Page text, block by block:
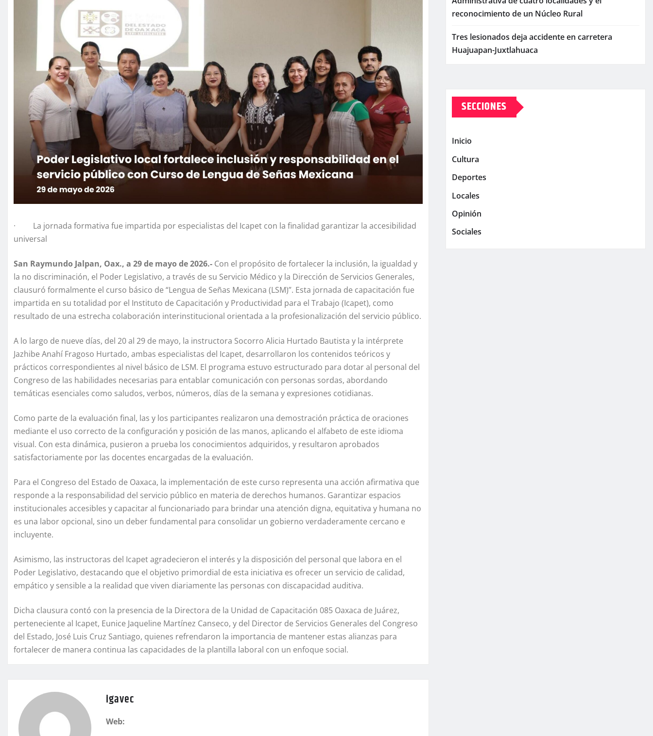
· La jornada formativa fue impartida por especialistas del Icapet con la finalidad garantizar la accesibilidad
universal
San Raymundo Jalpan, Oax., a 29 de mayo de 2026.- Con el propósito de fortalecer la inclusión, la igualdad y
la no discriminación, el Poder Legislativo, a través de su Servicio Médico y la Dirección de Servicios Generales,
clausuró formalmente el curso básico de “Lengua de Señas Mexicana (LSM)”. Esta jornada de capacitación fue
impartida en su totalidad por el Instituto de Capacitación y Productividad para el Trabajo (Icapet), como
resultado de una estrecha colaboración interinstitucional orientada a la profesionalización del servicio público.
A lo largo de nueve días, del 20 al 29 de mayo, la instructora Socorro Alicia Hurtado Bautista y la intérprete
Jazhibe Anahí Fragoso Hurtado, ambas especialistas del Icapet, desarrollaron los contenidos teóricos y
prácticos correspondientes al nivel básico de LSM. El programa estuvo estructurado para dotar al personal del
Congreso de las habilidades necesarias para entablar comunicación con personas sordas, abordando
temáticas esenciales como saludos, verbos, números, días de la semana y expresiones cotidianas.
Como parte de la evaluación final, las y los participantes realizaron una demostración práctica de oraciones
mediante el uso correcto de la configuración y posición de las manos, aplicando el alfabeto de este idioma
visual. Con esta dinámica, pusieron a prueba los conocimientos adquiridos, y resultaron aprobados
satisfactoriamente por las docentes encargadas de la evaluación.
Para el Congreso del Estado de Oaxaca, la implementación de este curso representa una acción afirmativa que
responde a la responsabilidad del servicio público en materia de derechos humanos. Garantizar espacios
institucionales accesibles y capacitar al funcionariado para brindar una atención digna, equitativa y humana no
es una labor opcional, sino un deber fundamental para consolidar un gobierno verdaderamente cercano e
incluyente.
Asimismo, las instructoras del Icapet agradecieron el interés y la disposición del personal que labora en el
Poder Legislativo, destacando que el objetivo primordial de esta iniciativa es ofrecer un servicio de calidad,
empático y sensible a la realidad que viven diariamente las personas con discapacidad auditiva.
Dicha clausura contó con la presencia de la Directora de la Unidad de Capacitación 085 Oaxaca de Juárez,
perteneciente al Icapet, Eunice Jaqueline Martínez Canseco, y del Director de Servicios Generales del Congreso
del Estado, José Luis Cruz Santiago, quienes refrendaron la importancia de mantener estas alianzas para
fortalecer de manera continua las capacidades de la plantilla laboral con un enfoque social.
igavec
Web:
reconocimiento de un Núcleo Rural
Tres lesionados deja accidente en carretera
Huajuapan-Juxtlahuaca
SECCIONES
Inicio
Cultura
Deportes
Locales
Opinión
Sociales